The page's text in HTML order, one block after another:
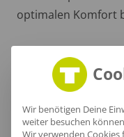
optimalen Komfort
Wir benötigen Deine
weiter besuchen
Wir verwenden